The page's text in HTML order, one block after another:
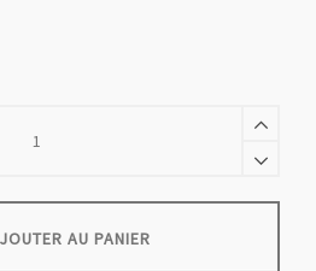
AU PANIER